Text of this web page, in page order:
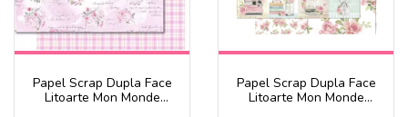
Papel Scrap Dupla Face
Litoarte Mon Monde
Papel Scrap Dupla Face
Litoarte Mon Monde